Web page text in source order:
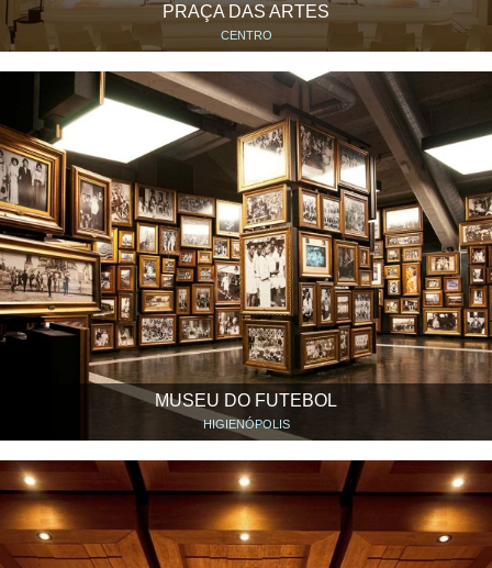
PRAÇA DAS ARTES
CENTRO
MUSEU DO FUTEBOL
HIGIENÓPOLIS